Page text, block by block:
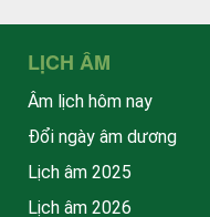
LỊCH ÂM
Âm lịch hôm nay
Đổi ngày âm dương
Lịch âm 2025
Lịch âm 2026